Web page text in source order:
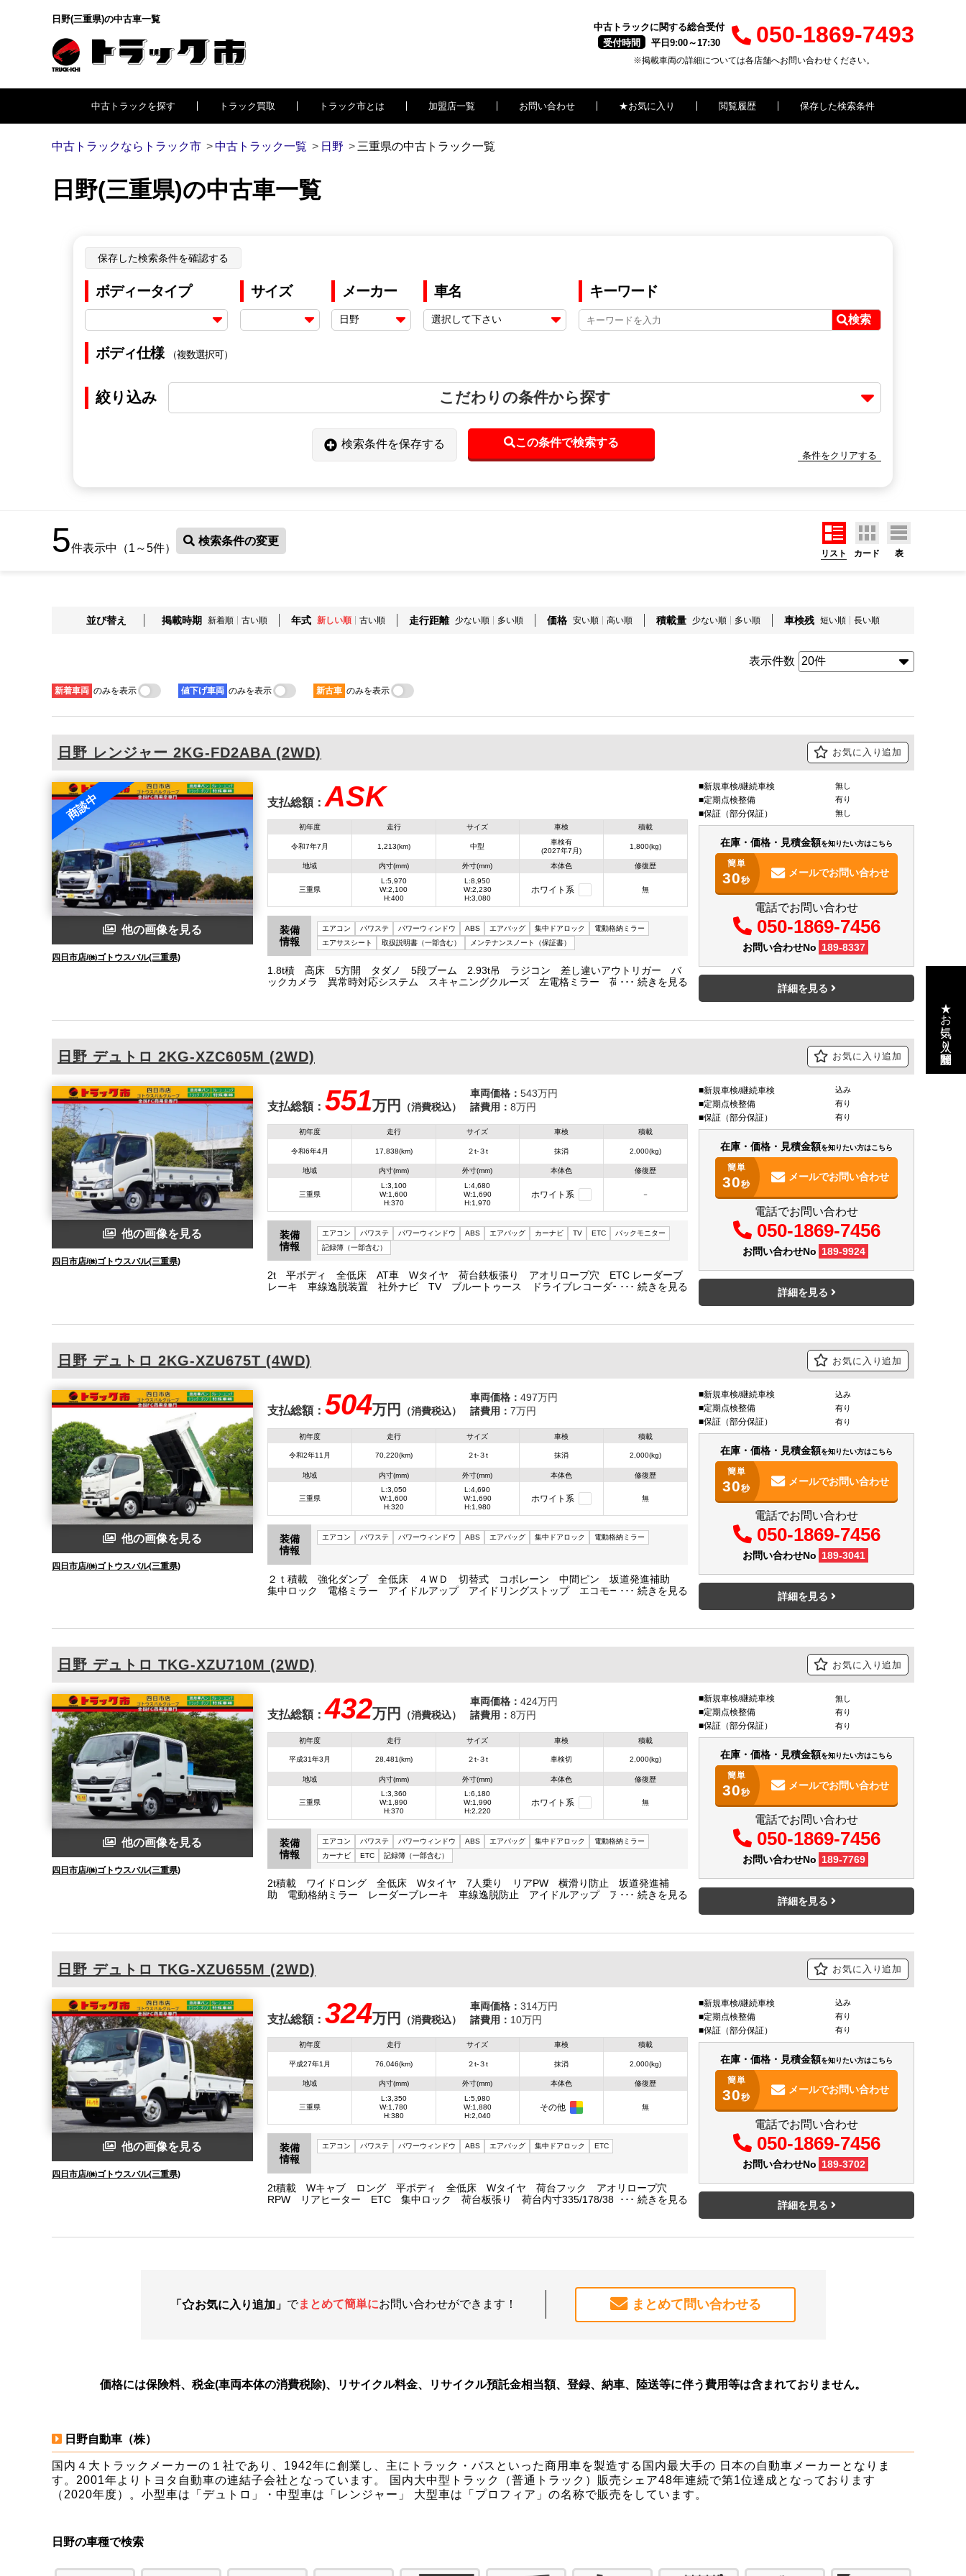
日野(三重県)の中古車一覧
中古トラックに関する総合受付
受付時間
平日9:00～17:30 050-1869-7493
※掲載車両の詳細については各店舗へお問い合わせください。
中古トラックを探す トラック買取 トラック市とは 加盟店一覧 お問い合わせ ★お気に入り 閲覧履歴 保存した検索条件
中古トラックならトラック市 中古トラック一覧 日野 三重県の中古トラック一覧
日野(三重県)の中古車一覧
保存した検索条件を確認する
ボディータイプ サイズ メーカー 車名 キーワード
検索
ボディ仕様 （複数選択可）
絞り込み こだわりの条件から探す
検索条件を保存する この条件で検索する
条件をクリアする
5件表示中（1～5件）
検索条件の変更
リスト カード 表
並び替え 掲載時期 新着順 古い順 年式 新しい順 古い順 走行距離 少ない順 多い順 価格 安い順 高い順 積載量 少ない順 多い順 車検残 短い順 長い順
表示件数
新着車両 のみを表示 値下げ車両 のみを表示 新古車 のみを表示
日野 レンジャー 2KG-FD2ABA (2WD) お気に入り追加
商談中
他の画像を見る
四日市店/㈱ゴトウスバル(三重県)
支払総額： ASK
初年度
令和7年7月
走行
1,213(km)
サイズ
中型
車検
車検有
(2027年7月)
積載
1,800(kg)
地域
三重県
内寸(mm)
L:5,970
W:2,100
H:400
外寸(mm)
L:8,950
W:2,230
H:3,080
本体色
ホワイト系
修復歴
無
装備
情報
エアコン パワステ パワーウィンドウ ABS エアバッグ 集中ドアロック
電動格納ミラー
エアサスシート
取扱説明書（一部含む） メンテナンスノート（保証書）
1.8t積 高床 5方開 タダノ 5段ブーム 2.93t吊 ラジコン 差し違いアウトリガー バ
ックカメラ 異常時対応システム スキャニングクルーズ 左電格ミラー 荷台内寸
新規車検/継続車検 無し
定期点検整備 有り
保証（部分保証） 無し
在庫・価格・見積金額を知りたい方はこちら
簡単
30秒
メールでお問い合わせ
電話でお問い合わせ
050-1869-7456
お問い合わせNo 189-8337
詳細を見る
日野 デュトロ 2KG-XZC605M (2WD) お気に入り追加
他の画像を見る
四日市店/㈱ゴトウスバル(三重県)
支払総額： 551万円 （消費税込）
車両価格： 543万円
諸費用： 8万円
初年度
令和6年4月
走行
17,838(km)
サイズ
２t-３t
車検
抹消
積載
2,000(kg)
地域
三重県
内寸(mm)
L:3,100
W:1,600
H:370
外寸(mm)
L:4,680
W:1,690
H:1,970
本体色
ホワイト系
修復歴
－
装備
情報
エアコン パワステ パワーウィンドウ ABS エアバッグ カーナビ TV ETC
バックモニター
記録簿（一部含む）
2t 平ボディ 全低床 AT車 Wタイヤ 荷台鉄板張り アオリロープ穴 ETC レーダーブ
レーキ 車線逸脱装置 社外ナビ TV ブルートゥース ドライブレコーダー 荷台内寸
新規車検/継続車検 込み
定期点検整備 有り
保証（部分保証） 有り
在庫・価格・見積金額を知りたい方はこちら
簡単
30秒
メールでお問い合わせ
電話でお問い合わせ
050-1869-7456
お問い合わせNo 189-9924
詳細を見る
日野 デュトロ 2KG-XZU675T (4WD) お気に入り追加
他の画像を見る
四日市店/㈱ゴトウスバル(三重県)
支払総額： 504万円 （消費税込）
車両価格： 497万円
諸費用： 7万円
初年度
令和2年11月
走行
70,220(km)
サイズ
２t-３t
車検
抹消
積載
2,000(kg)
地域
三重県
内寸(mm)
L:3,050
W:1,600
H:320
外寸(mm)
L:4,690
W:1,690
H:1,980
本体色
ホワイト系
修復歴
無
装備
情報
エアコン パワステ パワーウィンドウ ABS エアバッグ 集中ドアロック 電動格納ミラー
２ｔ積載 強化ダンプ 全低床 ４ＷＤ 切替式 コボレーン 中間ピン 坂道発進補助
集中ロック 電格ミラー アイドルアップ アイドリングストップ エコモード 荷台内寸
新規車検/継続車検 込み
定期点検整備 有り
保証（部分保証） 有り
在庫・価格・見積金額を知りたい方はこちら
簡単
30秒
メールでお問い合わせ
電話でお問い合わせ
050-1869-7456
お問い合わせNo 189-3041
詳細を見る
日野 デュトロ TKG-XZU710M (2WD) お気に入り追加
他の画像を見る
四日市店/㈱ゴトウスバル(三重県)
支払総額：432万円 （消費税込）
車両価格： 424万円
諸費用： 8万円
初年度
平成31年3月
走行
28,481(km)
サイズ
２t-３t
車検
車検切
積載
2,000(kg)
地域
三重県
内寸(mm)
L:3,360
W:1,890
H:370
外寸(mm)
L:6,180
W:1,990
H:2,220
本体色
ホワイト系
修復歴
無
装備
情報
エアコン パワステ パワーウィンドウ ABS エアバッグ 集中ドアロック
電動格納ミラー
カーナビ
ETC 記録簿（一部含む）
2t積載 ワイドロング 全低床 Wタイヤ 7人乗り リアPW 横滑り防止 坂道発進補
助 電動格納ミラー レーダーブレーキ 車線逸脱防止 アイドルアップ アイドリングス
新規車検/継続車検 無し
定期点検整備 有り
保証（部分保証） 有り
在庫・価格・見積金額を知りたい方はこちら
簡単
30秒
メールでお問い合わせ
電話でお問い合わせ
050-1869-7456
お問い合わせNo 189-7769
詳細を見る
日野 デュトロ TKG-XZU655M (2WD) お気に入り追加
他の画像を見る
四日市店/㈱ゴトウスバル(三重県)
支払総額： 324万円 （消費税込）
車両価格： 314万円
諸費用： 10万円
初年度
平成27年1月
走行
76,046(km)
サイズ
２t-３t
車検
抹消
積載
2,000(kg)
地域
三重県
内寸(mm)
L:3,350
W:1,780
H:380
外寸(mm)
L:5,980
W:1,880
H:2,040
本体色
その他
修復歴
無
装備
情報
エアコン パワステ パワーウィンドウ ABS エアバッグ 集中ドアロック ETC
2t積載 Wキャブ ロング 平ボディ 全低床 Wタイヤ 荷台フック アオリロープ穴
RPW リアヒーター ETC 集中ロック 荷台板張り 荷台内寸335/178/38 荷台高89 車
新規車検/継続車検 込み
定期点検整備 有り
保証（部分保証） 有り
在庫・価格・見積金額を知りたい方はこちら
簡単
30秒
メールでお問い合わせ
電話でお問い合わせ
050-1869-7456
お問い合わせNo 189-3702
詳細を見る
「 お気に入り追加」 でまとめて簡単にお問い合わせができます！ まとめて問い合わせる
価格には保険料、税金(車両本体の消費税除)、リサイクル料金、リサイクル預託金相当額、登録、納車、陸送等に伴う費用等は含まれておりません。
日野自動車（株）
国内４大トラックメーカーの１社であり、1942年に創業し、主にトラック・バスといった商用車を製造する国内最大手の 日本の自動車メーカーとなりま
す。2001年よりトヨタ自動車の連結子会社となっています。 国内大中型トラック（普通トラック）販売シェア48年連続で第1位達成となっております
（2020年度）。小型車は「デュトロ」・中型車は「レンジャー」 大型車は「プロフィア」の名称で販売をしています。
日野の車種で検索
★お気に入り・閲覧履歴